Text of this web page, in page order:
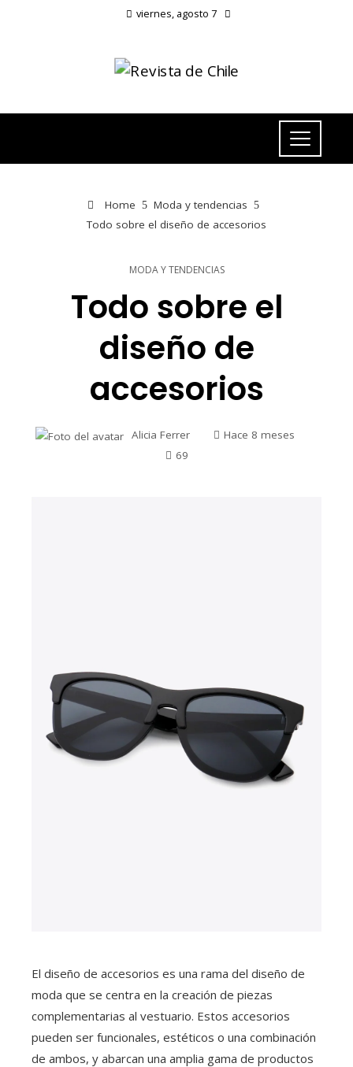
viernes, agosto 7
Home
Moda y tendencias
Todo sobre el diseño de accesorios
MODA Y TENDENCIAS
Todo sobre el
diseño de
accesorios
Alicia Ferrer
Hace 8 meses
69
El diseño de accesorios es una rama del diseño de
moda que se centra en la creación de piezas
complementarias al vestuario. Estos accesorios
pueden ser funcionales, estéticos o una combinación
de ambos, y abarcan una amplia gama de productos